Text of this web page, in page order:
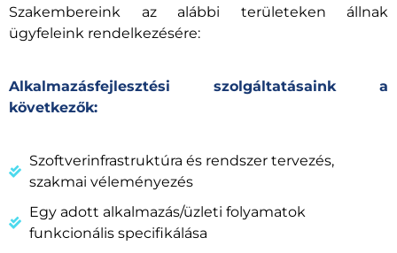
Szakembereink az alábbi területeken állnak
ügyfeleink rendelkezésére:
Alkalmazásfejlesztési szolgáltatásaink a
következők:
Szoftverinfrastruktúra és rendszer tervezés,
szakmai véleményezés
Egy adott alkalmazás/üzleti folyamatok
funkcionális specifikálása